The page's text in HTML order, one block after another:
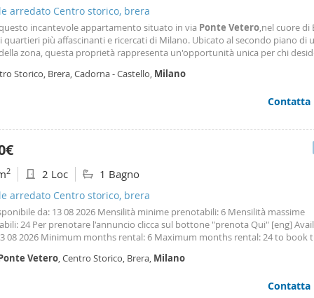
arredato Centro storico, brera
incantevole appartamento situato in via Ponte Vetero,nel cuore di
quartieri più affascinanti e ricercati di Milano. Ubicato al secondo piano di
zona, questa proprietà rappresenta un'opportunità unica per chi
tutto il fascino
Storico, Brera, Cadorna - Castello, Milano
Contatta
2 2 Loc 1 Bagno
arredato Centro storico, brera
da: 13 08 2026 Mensilità minime prenotabili: 6 Mensilità massime
24 Per prenotare l'annuncio clicca sul bottone "prenota Qui" [eng]
08 2026 Minimum months rental: 6 Maximum months rental: 24 to book
ascensore all’interno di un cortile interno. Nel cuore di Brera, a pochi
a supermercato, fruttivendolo e macelleria. Quartiere sicuro e vivace, ricco
Vetero, Centro Storico, Brera, Milano
Contatta